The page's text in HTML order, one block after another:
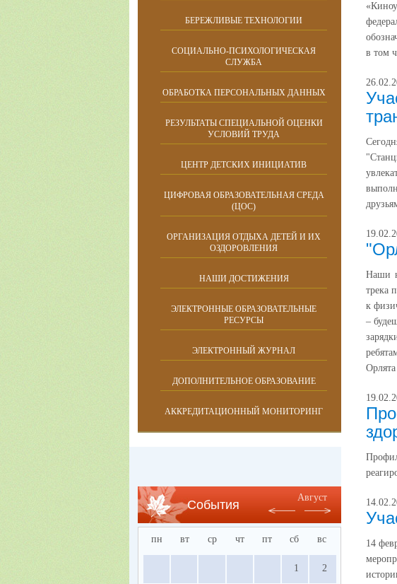
в том
Наши
трека
к
–
14
БЕРЕЖЛИВЫЕ ТЕХНОЛОГИИ
СОЦИАЛЬНО-ПСИХОЛОГИЧЕСКАЯ
СЛУЖБА
ОБРАБОТКА ПЕРСОНАЛЬНЫХ ДАННЫХ
РЕЗУЛЬТАТЫ СПЕЦИАЛЬНОЙ ОЦЕНКИ
УСЛОВИЙ ТРУДА
ЦЕНТР ДЕТСКИХ ИНИЦИАТИВ
ЦИФРОВАЯ ОБРАЗОВАТЕЛЬНАЯ СРЕДА
(ЦОС)
ОРГАНИЗАЦИЯ ОТДЫХА ДЕТЕЙ И ИХ
ОЗДОРОВЛЕНИЯ
НАШИ ДОСТИЖЕНИЯ
ЭЛЕКТРОННЫЕ ОБРАЗОВАТЕЛЬНЫЕ
РЕСУРСЫ
ЭЛЕКТРОННЫЙ ЖУРНАЛ
ДОПОЛНИТЕЛЬНОЕ ОБРАЗОВАНИЕ
АККРЕДИТАЦИОННЫЙ МОНИТОРИНГ
События
Август
пн вт ср чт пт сб вс
1 2